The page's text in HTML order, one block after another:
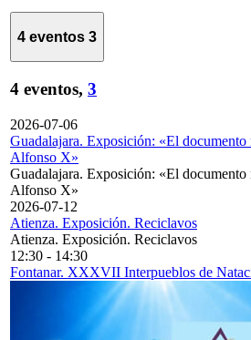
4 eventos 3
4 eventos, 3
2026-07-06
Guadalajara. Exposición: «El
Alfonso X»
Guadalajara. Exposición: «El
Alfonso X»
2026-07-12
Atienza. Exposición. Reciclavos
Atienza. Exposición. Reciclavos
12:30 - 14:30
Fontanar. XXXVII Interpueblos de